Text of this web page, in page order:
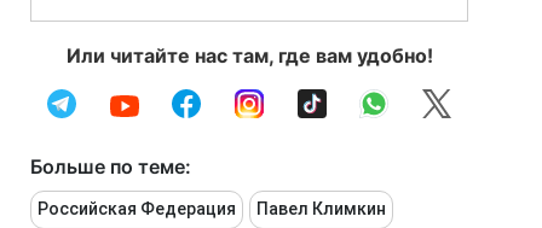
Или читайте нас там, где вам удобно!
Больше по теме:
Российская Федерация Павел Климкин